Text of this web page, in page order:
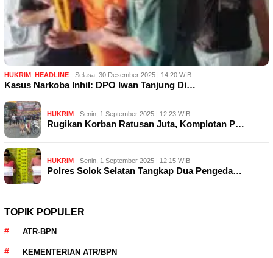
HUKRIM HEADLINE Selasa, 30 Desember 2025 | 14:20 WIB
Kasus Narkoba Inhil: DPO Iwan Tanjung Di…
HUKRIM Senin, 1 September 2025 | 12:23 WIB
Rugikan Korban Ratusan Juta, Komplotan P…
HUKRIM Senin, 1 September 2025 | 12:15 WIB
Polres Solok Selatan Tangkap Dua Pengeda…
TOPIK POPULER
ATR-BPN
KEMENTERIAN ATR/BPN